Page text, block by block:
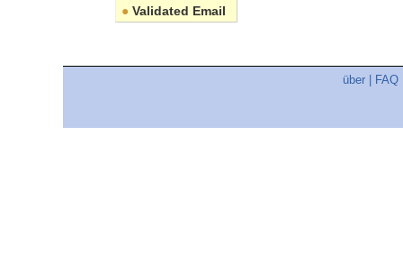
● Validated Email
über FAQ